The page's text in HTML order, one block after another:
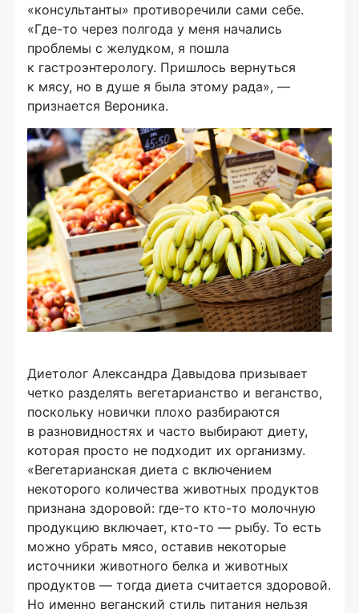
«консультанты» противоречили сами себе.
«Где-то через полгода у меня начались
проблемы с желудком, я пошла
к гастроэнтерологу. Пришлось вернуться
к мясу, но в душе я была этому рада», —
признается Вероника.
Диетолог Александра Давыдова призывает
четко разделять вегетарианство и веганство,
поскольку новички плохо разбираются
в разновидностях и часто выбирают диету,
которая просто не подходит их организму.
«Вегетарианская диета с включением
некоторого количества животных продуктов
признана здоровой: где-то кто-то молочную
продукцию включает, кто-то — рыбу. То есть
можно убрать мясо, оставив некоторые
источники животного белка и животных
продуктов — тогда диета считается здоровой.
Но именно веганский стиль питания нельзя